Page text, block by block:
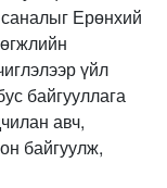
Ерөнхий
үйл
байгууллага
авч,
байгуулж,